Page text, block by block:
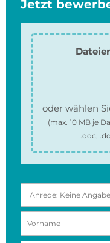
Jetzt
oder wählen
(max. 10 MBje
.doc,